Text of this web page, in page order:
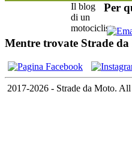
Per
Mentre trovate Strade
2017-2026 - Strade da Moto. All